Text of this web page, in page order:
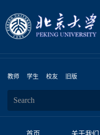
教师 学生 校友 旧版